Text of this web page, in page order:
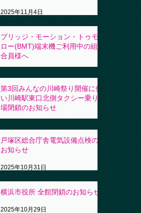
2025年11月4日
ブリッジ・モーション・トゥモ
ロー(BMT)端末機ご利用中の組
合員様へ
第3回みんなの川崎祭り開催に伴
い川崎駅東口北側タクシー乗り
場閉鎖のお知らせ
戸塚区総合庁舎電気設備点検の
お知らせ
2025年10月31日
横浜市役所 全館閉鎖のお知らせ
2025年10月29日